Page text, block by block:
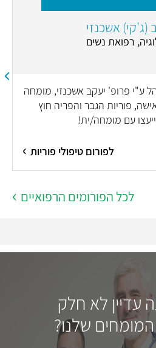
(ג'קי) אשכנזי
רפואת נשים
ע"י פרופ' יעקב אשכנזי, מומחה
פוריות הגבר והפריה חוץ
עם מומחה/ית!
לפורום טיפולי פוריות
לכל הפורומים הרפואיים
עדיין לא חלק
שלנו?